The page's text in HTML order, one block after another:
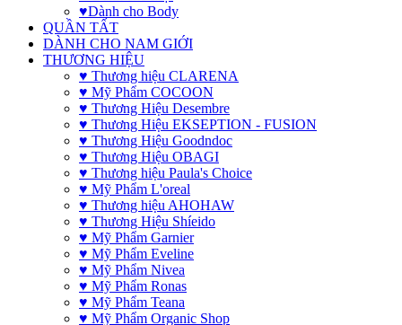
♥Dành cho Body
QUẦN TẤT
DÀNH CHO NAM GIỚI
THƯƠNG HIỆU
♥ Thương hiệu CLARENA
♥ Mỹ Phẩm COCOON
♥ Thương Hiệu Desembre
♥ Thương Hiệu EKSEPTION - FUSION
♥ Thương Hiệu Goodndoc
♥ Thương Hiệu OBAGI
♥ Thương hiệu Paula's Choice
♥ Mỹ Phẩm L'oreal
♥ Thương hiệu AHOHAW
♥ Thương Hiệu Shíeido
♥ Mỹ Phẩm Garnier
♥ Mỹ Phẩm Eveline
♥ Mỹ Phẩm Nivea
♥ Mỹ Phẩm Ronas
♥ Mỹ Phẩm Teana
♥ Mỹ Phẩm Organic Shop